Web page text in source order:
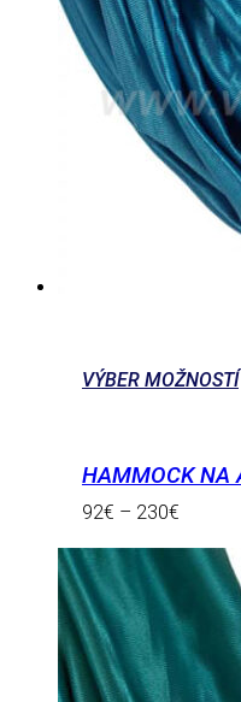
VÝBER MOŽNOSTÍ
HAMMOCK NA
92€ – 230€